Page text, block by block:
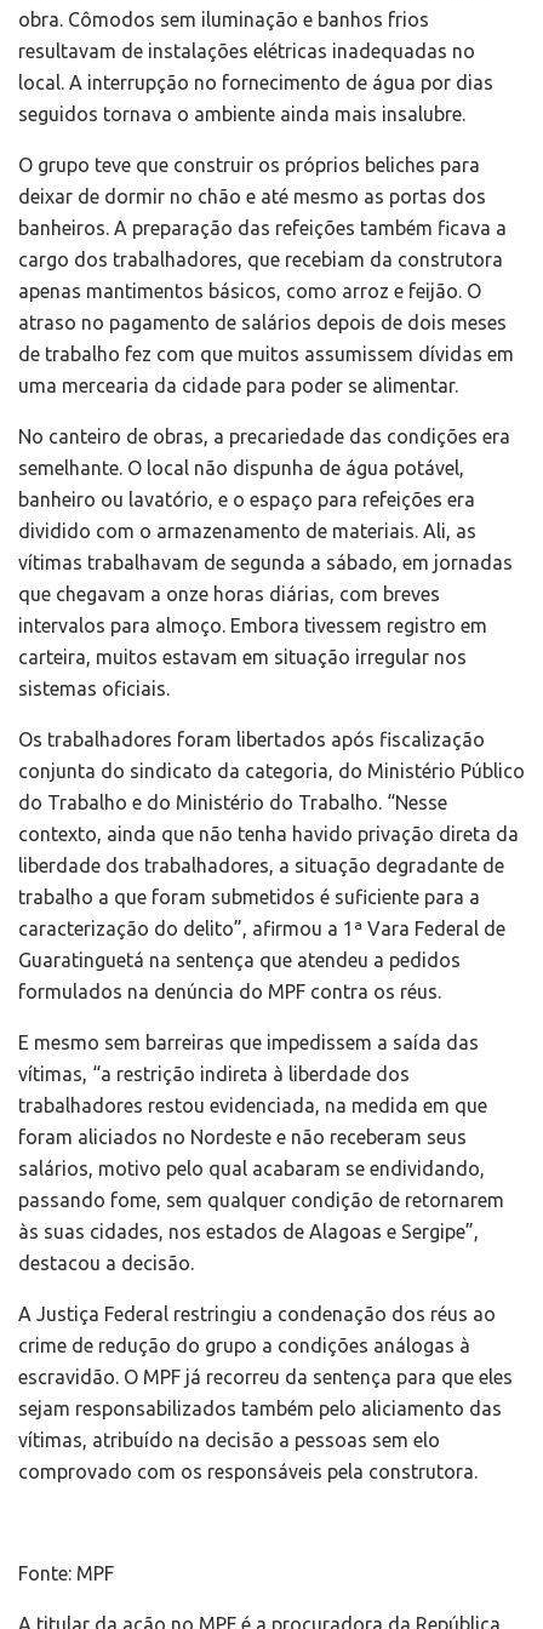
obra. Cômodos sem iluminação e banhos frios
resultavam de instalações elétricas inadequadas no
local. A interrupção no fornecimento de água por dias
seguidos tornava o ambiente ainda mais insalubre.
O grupo teve que construir os próprios beliches para
deixar de dormir no chão e até mesmo as portas dos
banheiros. A preparação das refeições também ficava a
cargo dos trabalhadores, que recebiam da construtora
apenas mantimentos básicos, como arroz e feijão. O
atraso no pagamento de salários depois de dois meses
de trabalho fez com que muitos assumissem dívidas em
uma mercearia da cidade para poder se alimentar.
No canteiro de obras, a precariedade das condições era
semelhante. O local não dispunha de água potável,
banheiro ou lavatório, e o espaço para refeições era
dividido com o armazenamento de materiais. Ali, as
vítimas trabalhavam de segunda a sábado, em jornadas
que chegavam a onze horas diárias, com breves
intervalos para almoço. Embora tivessem registro em
carteira, muitos estavam em situação irregular nos
sistemas oficiais.
Os trabalhadores foram libertados após fiscalização
conjunta do sindicato da categoria, do Ministério Público
do Trabalho e do Ministério do Trabalho. “Nesse
contexto, ainda que não tenha havido privação direta da
liberdade dos trabalhadores, a situação degradante de
trabalho a que foram submetidos é suficiente para a
caracterização do delito”, afirmou a 1ª Vara Federal de
Guaratinguetá na sentença que atendeu a pedidos
formulados na denúncia do MPF contra os réus.
E mesmo sem barreiras que impedissem a saída das
vítimas, “a restrição indireta à liberdade dos
trabalhadores restou evidenciada, na medida em que
foram aliciados no Nordeste e não receberam seus
salários, motivo pelo qual acabaram se endividando,
passando fome, sem qualquer condição de retornarem
às suas cidades, nos estados de Alagoas e Sergipe”,
destacou a decisão.
A Justiça Federal restringiu a condenação dos réus ao
crime de redução do grupo a condições análogas à
escravidão. O MPF já recorreu da sentença para que eles
sejam responsabilizados também pelo aliciamento das
vítimas, atribuído na decisão a pessoas sem elo
comprovado com os responsáveis pela construtora.
Fonte: MPF
A titular da ação no MPF é a procuradora da República